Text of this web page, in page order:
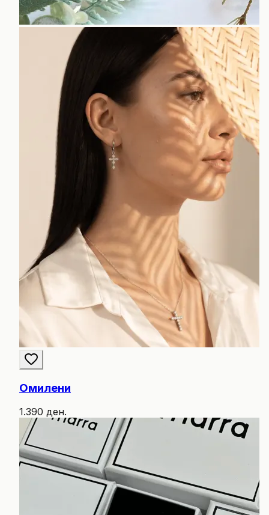
Омилени
1.390 ден.